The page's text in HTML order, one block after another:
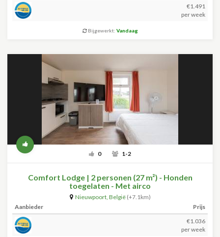
€1.491
per week
Bijgewerkt: Vandaag
0 1-2
Comfort Lodge | 2 personen (27 m²) - Honden
toegelaten - Met airco
Nieuwpoort, België (+7.1km)
Aanbieder
Prijs
€1.036
per week